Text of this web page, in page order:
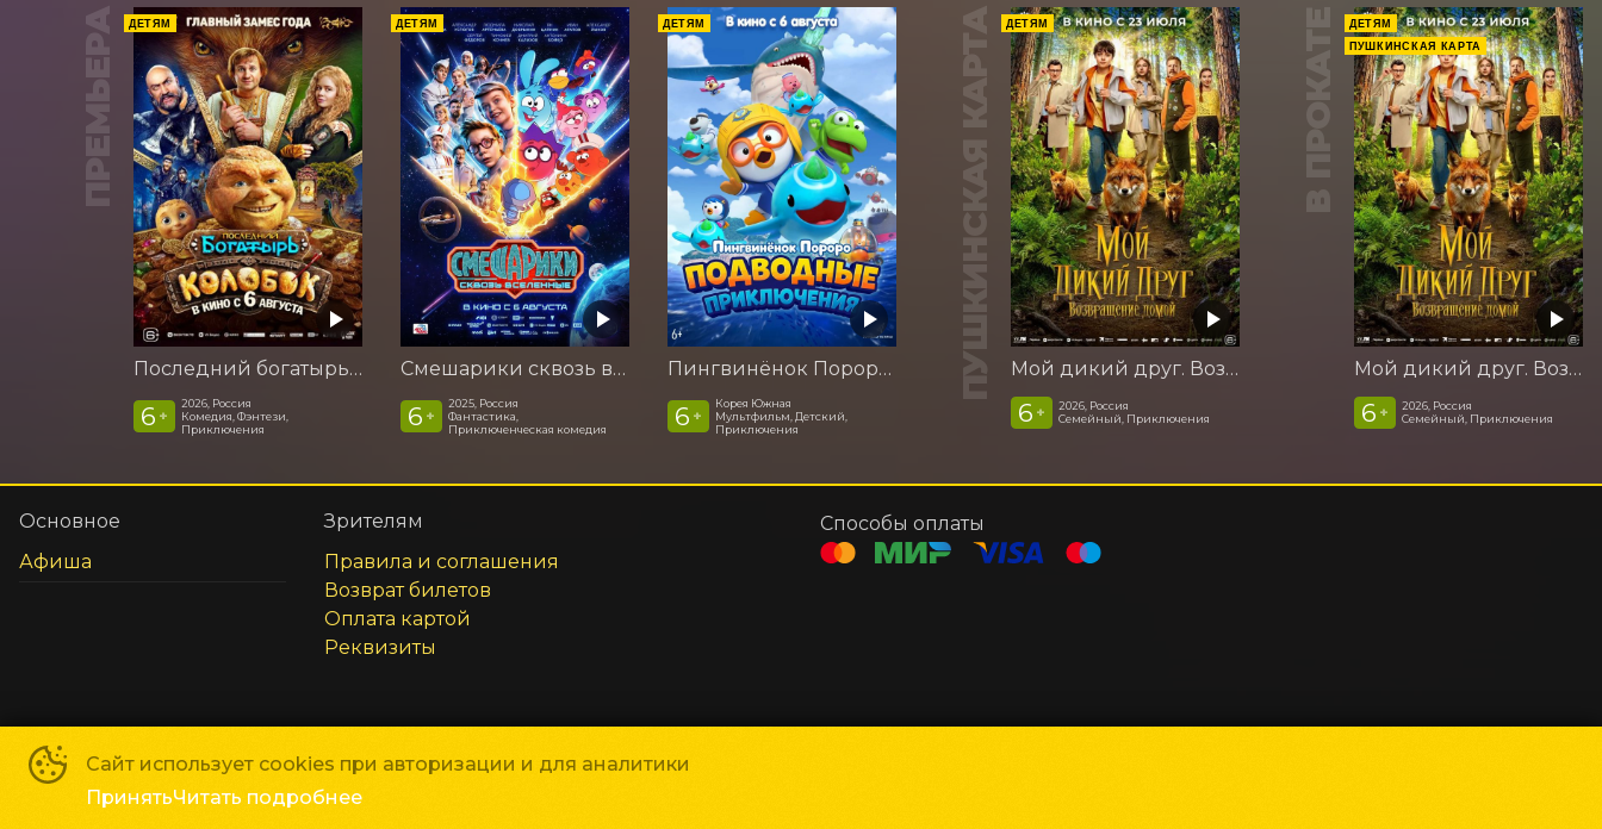
ПРЕМЬЕРА ДЕТЯМ
Последний богатырь. Колобок
6 +
2026, Россия
Комедия, Фэнтези,
Приключения
ДЕТЯМ
Смешарики сквозь вселенные
6 +
2025, Россия
Фантастика,
Приключенческая комедия
ДЕТЯМ
Пингвинёнок Пороро. Подводные приключения
6 +
Корея Южная
Мультфильм, Детский,
Приключения
ПУШКИНСКАЯ КАРТА ДЕТЯМ
Мой дикий друг. Возвращение домой
6 +
2026, Россия
Семейный, Приключения
В ПРОКАТЕ
ДЕТЯМ
ПУШКИНСКАЯ КАРТА
Мой дикий друг. Возвращение домой
6 +
2026, Россия
Семейный, Приключения
Сайт использует cookies при авторизации и для аналитики
ПринятьЧитать подробнее
Основное
Афиша
Зрителям
Правила и соглашения
Возврат билетов
Оплата картой
Реквизиты
Способы оплаты
Сеть кинотеатров «Галактика» ©2018-2026